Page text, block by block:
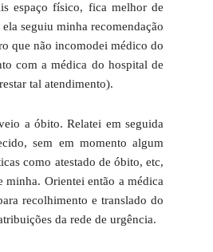
espaço físico, fica melhor de
seguiu minha recomendação
que não incomodei médico do
com a médica do hospital de
tal atendimento).
a óbito. Relatei em seguida
sem em momento algum
como atestado de óbito, etc,
minha. Orientei então a médica
recolhimento e translado do
da rede de urgência.